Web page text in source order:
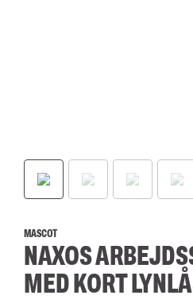
MASCOT
NAXOS
MED KORT